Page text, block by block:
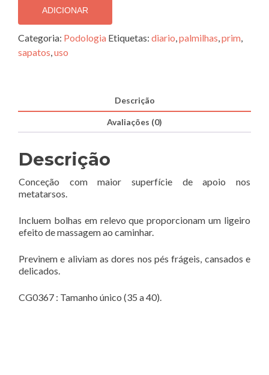
PALMILHA
SALTOS
USO
DIÁRIO
ADICIONAR
Categoria: Podologia Etiquetas: diario,palmilhas,prim,
sapatos,uso
Descrição
Avaliações (0)
Descrição
Conceção com maior superfície de apoio nos
metatarsos.
Incluem bolhas em relevo que proporcionam um ligeiro
efeito de massagem ao caminhar.
Previnem e aliviam as dores nos pés frágeis, cansados e
delicados.
CG0367 : Tamanho único (35 a 40).